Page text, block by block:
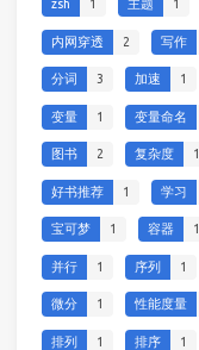
zsh 1 主题 1
内网穿透 2 写作
分词 3 加速 1
变量 1 变量命名
图书 2 复杂度 1
好书推荐 1 学习
宝可梦 1 容器 1
并行 1 序列 1
微分 1 性能度量
排列 1 排序 1